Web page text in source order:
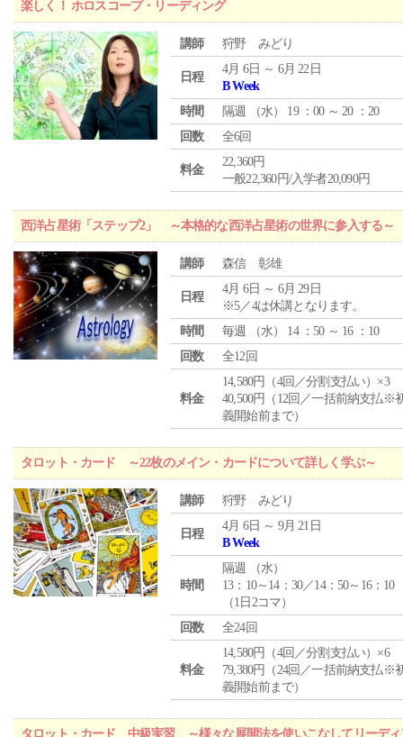
楽しく！ ホロスコープ・リーディング
講師 狩野 みどり
日程
4月 6日 ～ 6月 22日
B Week
時間
隔週 （水） 19 ：00 ～ 20 ：20
回数
全6回
料金
22,360円
一般22,360円/入学者20,090円
西洋占星術「ステップ2」 ～本格的な西洋占星術の世界に参入する～
講師 森信 彰雄
日程
4月 6日 ～ 6月 29日
※5／4は休講となります。
時間
毎週 （水） 14 ：50 ～ 16 ：10
回数
全12回
料金
14,580円（4回／分割支払い）×3
40,500円（12回／一括前納支払※
義開始前まで）
タロット・カード ～22枚のメイン・カードについて詳しく学ぶ～
講師 狩野 みどり
日程
4月 6日 ～ 9月 21日
B Week
時間
隔週 （水）
13：10～14：30／14：50～16：10
（1日2コマ）
回数
全24回
料金
14,580円（4回／分割支払い）×6
79,380円（24回／一括前納支払※
義開始前まで）
タロット・カード 中級実習 ～様々な展開法を使いこなしてリーディ